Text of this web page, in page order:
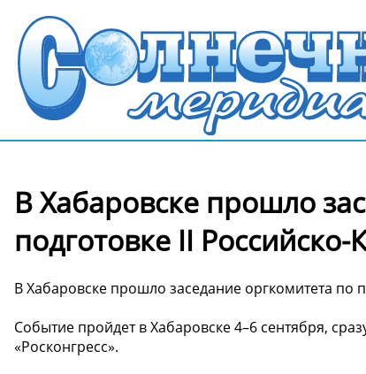
В Хабаровске прошло
подготовке II
В Хабаровске прошло заседание оргкомитета по
Событие пройдет в Хабаровске 4–6 сентября,
«Росконгресс».